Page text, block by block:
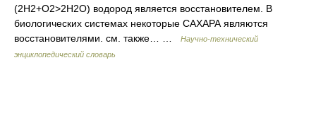
(2Н2+О2>2Н2О) водород является восстановителем. В
биологических системах некоторые САХАРА являются
восстановителями. см. также… …
Научно-технический
энциклопедический словарь